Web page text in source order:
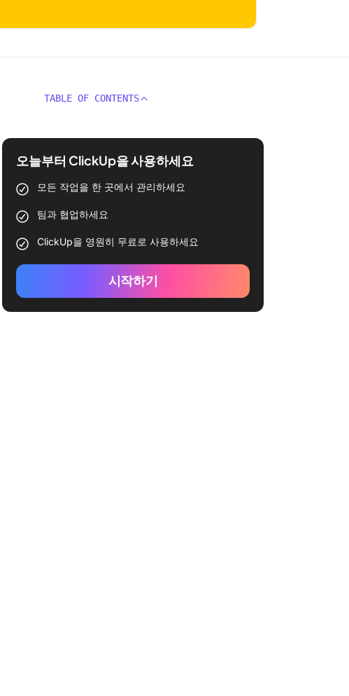
TABLE OF CONTENTS
오늘부터 ClickUp을 사용하세요
모든 작업을 한 곳에서 관리하세요
팀과 협업하세요
ClickUp을 영원히 무료로 사용하세요
시작하기